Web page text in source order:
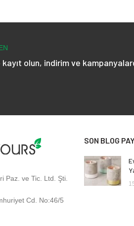
olun, indirim ve
Paz. ve Tic. Ltd. Şti.
Cd. No:46/5
SON BLOG